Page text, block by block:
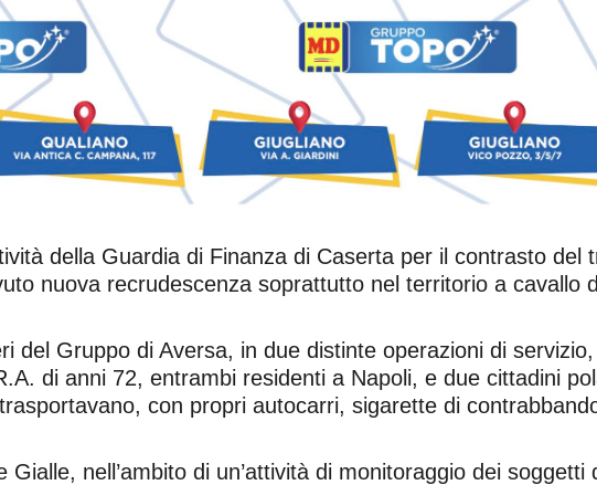
della Guardia di Finanza di Caserta per il contrasto
nuova recrudescenza soprattutto nel territorio a cavallo
del Gruppo di Aversa, in due distinte operazioni di
di anni 72, entrambi residenti a Napoli, e due cittadini
con propri autocarri, sigarette di
Gialle, nell’ambito di un’attività di monitoraggio dei